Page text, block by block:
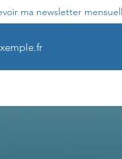
ma newsletter